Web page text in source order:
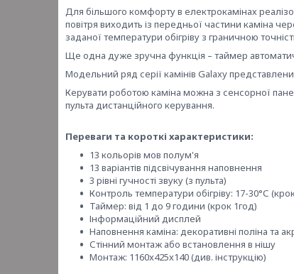
Для більшого комфорту в електрокамінах
повітря виходить із передньої частини каміна
заданої температури обігріву з граничною
Ще одна дуже зручна функція – таймер
Модельний ряд серії камінів Galaxy
Керувати роботою каміна можна з сенсорної
пульта дистанційного керування.
Переваги та короткі характеристики:
13 кольорів мов полум'я
13 варіантів підсвічування наповнення
3 рівні гучності звуку (з пульта)
Контроль температури обігріву: 17-30°С
Таймер: від 1 до 9 години (крок 1год)
Інформаційний дисплей
Наповнення каміна: декоративні поліна та
Стінний монтаж або встановлення в нішу
Монтаж: 1160x425x140 (див. інструкцію)